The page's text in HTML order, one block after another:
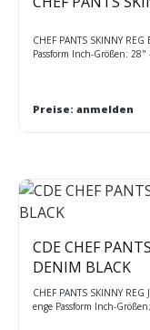
CHEF PANTS SKINNY
Passform Inch-Größen:
Preise: anmelden
CDE CHEF
DENIM BLACK
CHEF PANTS SKINNY
enge Passform Inch-